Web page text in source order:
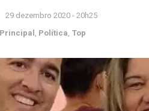
29 dezembro 2020 - 20h25
, Política, Top